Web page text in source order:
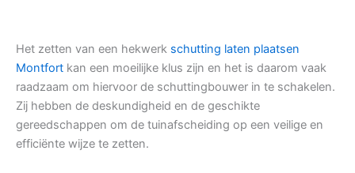
Het zetten van een hekwerk schutting laten plaatsen
Montfort kan een moeilijke klus zijn en het is daarom vaak
raadzaam om hiervoor de schuttingbouwer in te schakelen.
Zij hebben de deskundigheid en de geschikte
gereedschappen om de tuinafscheiding op een veilige en
efficiënte wijze te zetten.